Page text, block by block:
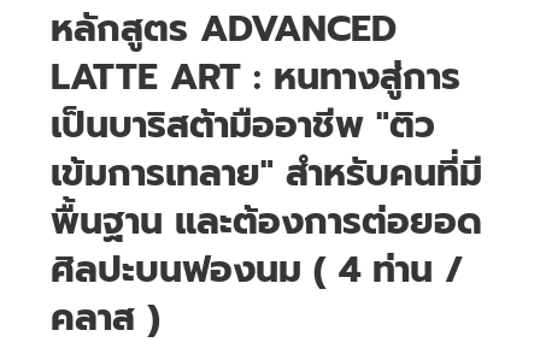
หลักสูตร ADVANCED
LATTE ART : หนทางสู่การ
เป็นบาริสต้ามืออาชีพ "ติว
เข้มการเทลาย" สำหรับคนที่มี
พื้นฐาน และต้องการต่อยอด
ศิลปะบนฟองนม ( 4 ท่าน /
คลาส )